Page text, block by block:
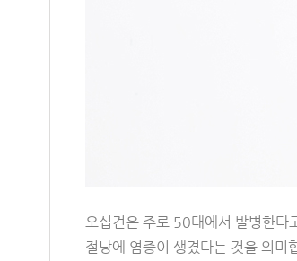
오십견은 주로 50대에서 발병한다
절낭에 염증이 생겼다는 것을 의미